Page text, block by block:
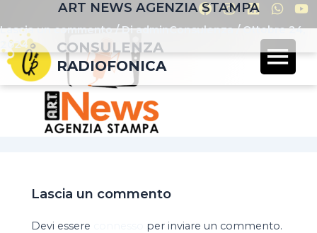
CONSULENZA
RADIOFONICA
ART NEWS AGENZIA STAMPA
Lascia un commento / DiadminConsulenza/Ottobre 24,
2024
Lascia un commento
Devi essere per inviare un commento.